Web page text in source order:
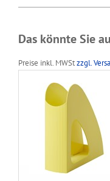
Das könnte Sie
Preise inkl. MWStzzgl.